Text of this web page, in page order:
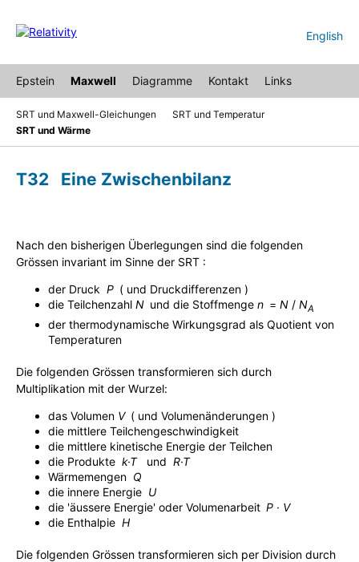
English
Epstein Maxwell Diagramme Kontakt Links
SRT und Maxwell-Gleichungen
SRT und Temperatur
SRT und Wärme
T32 Eine Zwischenbilanz
Nach den bisherigen Überlegungen sind die folgenden
Grössen invariant im Sinne der SRT :
der Druck P ( und Druckdifferenzen )
die Teilchenzahl N und die Stoffmenge n = N / NA
der thermodynamische Wirkungsgrad als Quotient von
Temperaturen
Die folgenden Grössen transformieren sich durch
Multiplikation mit der Wurzel:
das Volumen V ( und Volumenänderungen )
die mittlere Teilchengeschwindigkeit
die mittlere kinetische Energie der Teilchen
die Produkte k·T und R·T
Wärmemengen Q
die innere Energie U
die 'äussere Energie' oder Volumenarbeit P · V
die Enthalpie H
Die folgenden Grössen transformieren sich per Division durch